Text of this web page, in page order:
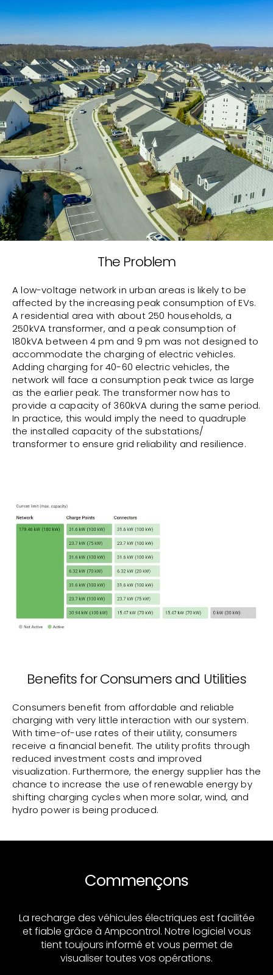
The Problem
A low-voltage network in urban areas is likely to be
affected by the increasing peak consumption of EVs.
A residential area with about 250 households, a
250kVA transformer, and a peak consumption of
180kVA between 4 pm and 9 pm was not designed to
accommodate the charging of electric vehicles.
Adding charging for 40-60 electric vehicles, the
network will face a consumption peak twice as large
as the earlier peak. The transformer now has to
provide a capacity of 360kVA during the same period.
In practice, this would imply the need to quadruple
the installed capacity of the substations/
transformer to ensure grid reliability and resilience.
Benefits for Consumers and Utilities
Consumers benefit from affordable and reliable
charging with very little interaction with our system.
With time-of-use rates of their utility, consumers
receive a financial benefit. The utility profits through
reduced investment costs and improved
visualization. Furthermore, the energy supplier has the
chance to increase the use of renewable energy by
shifting charging cycles when more solar, wind, and
hydro power is being produced.
Commençons
La recharge des véhicules électriques est facilitée
et fiable grâce à Ampcontrol. Notre logiciel vous
tient toujours informé et vous permet de
visualiser toutes vos opérations.